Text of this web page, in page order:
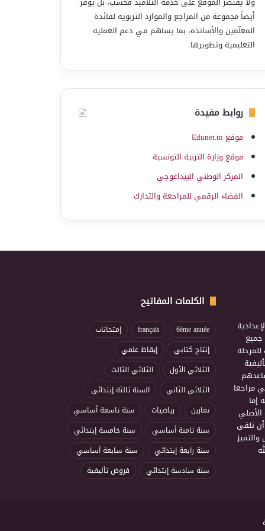
أيضاً مجموعة من المراجع والموارد التربوية لفائدة
المعلّمين والأساتذة، بما يساهم في دعم العملية
التعليمية وتطويرها.
روابط مفيدة
موقع Edunet.tn
موقع وزارة التربية التونسية
المركز الوطني البيداغوجي
الفضاء الرقمي للمراجعة والتدارك
جميع
مراجعا
إما
الأصلي
تلقى
الكلمات المفاتيح
6ème année
français
إمتحانات
إنتاج كتابي
إيقاظ علمي
الثلاثي الأول
الثلاثي الثالث
الثلاثي الثاني
السنة ثالثة إبتدائي
تمارين
رياضيات
سنة تاسعة أساسي
سنة ثامنة أساسي
سنة خامسة إبتدائي
سنة رابعة إبتدائي
سنة سابعة أساسي
سنة سادسة إبتدائي
فروض تأليفية